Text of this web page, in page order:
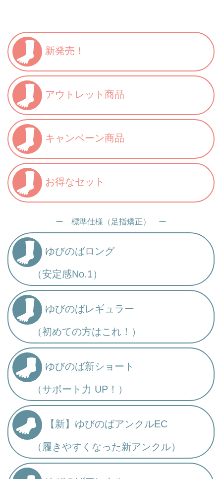
新発売！
アウトレット商品
キャンペーン商品
お得なセット
ー 標準仕様（足指矯正） ー
ゆびのばロング
（安定感No.1）
ゆびのばレギュラー
（初めての方はこれ！）
ゆびのば新ショート
（サポート力 UP！）
【新】ゆびのばアンクルEC
（履きやすくなった新アンクル）